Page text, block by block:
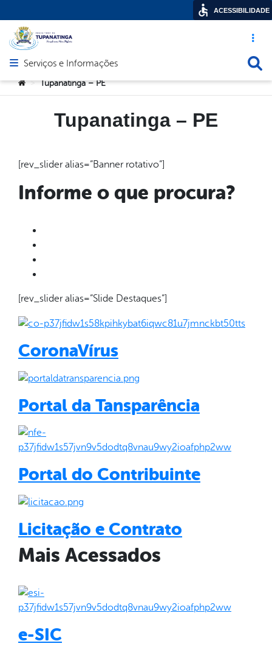
Acesso
Abrir menu principal de navegação
Serviços e Informações
Você está aqui:
> Tupanatinga – PE
Tupanatinga – PE
[rev_slider alias=”Banner rotativo”]
Informe o que procura?
[rev_slider alias=”Slide Destaques”]
CoronaVírus
Portal da Tansparência
Portal do Contribuinte
Licitação e Contrato
Mais Acessados
e-SIC
ACESSIBILIDADE